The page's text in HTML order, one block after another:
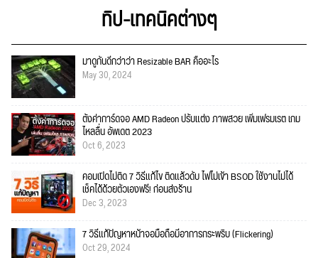
ทิป-เทคนิคต่างๆ
มาดูกันดีกว่าว่า Resizable BAR คืออะไร
May 30, 2024
ตั้งค่าการ์ดจอ AMD Radeon ปรับแต่ง ภาพสวย เพิ่มเฟรมเรต เกม
ไหลลื่น อัพเดต 2023
Oct 6, 2023
คอมเปิดไม่ติด 7 วิธีแก้ไข ติดแล้วดับ ไฟไม่เข้า BSOD ใช้งานไม่ได้
เช็คได้ด้วยตัวเองฟรี! ก่อนส่งร้าน
Dec 3, 2023
7 วิธีแก้ปัญหาหน้าจอมือถือมีอาการกระพริบ (Flickering)
Oct 29, 2024